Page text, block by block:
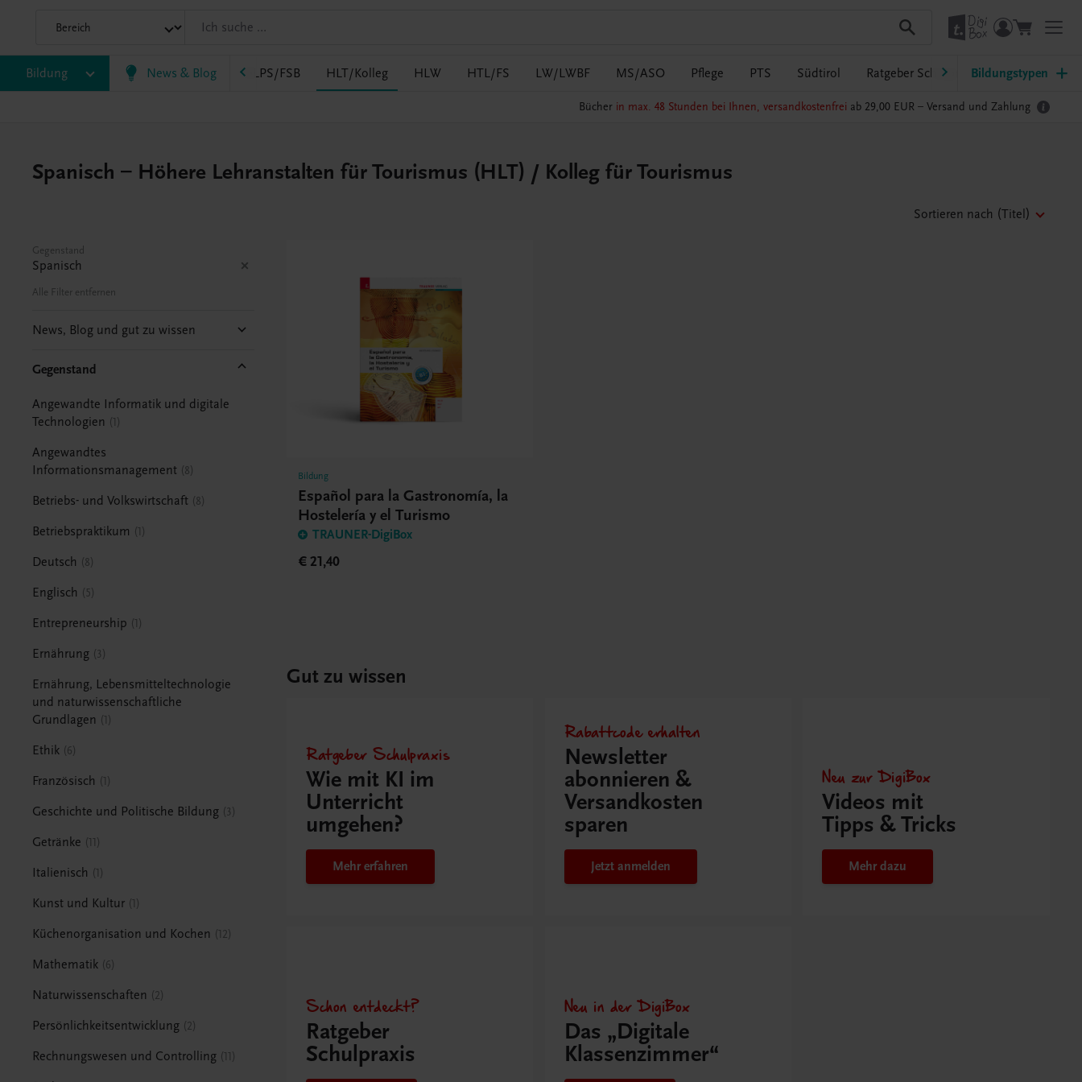
Bildung News & Blog
HAS HF/TFS HLM/HLK HLPS/FSB HLT/Kolleg HLW HTL/FS LW/LWBF MS/ASO Pflege PTS Südtirol Ratgeber Schulpraxis TRAUNER-
Bildungstypen
Bücher in max. 48 Stunden bei Ihnen, versandkostenfrei ab 29,00 EUR – Versand und Zahlung
Spanisch – Höhere Lehranstalten für Tourismus (HLT) / Kolleg für Tourismus
Sortieren nach (Titel)
Gegenstand
Spanisch
Alle Filter entfernen
News, Blog und gut zu wissen
Gegenstand
Angewandte Informatik und digitale
Technologien
1
Angewandtes
Informationsmanagement 8
Betriebs- und Volkswirtschaft 8
Betriebspraktikum 1
Deutsch 8
Englisch 5
Entrepreneurship 1
Ernährung 3
Ernährung, Lebensmitteltechnologie
und naturwissenschaftliche
Grundlagen
1
Ethik 6
Französisch 1
Geschichte und Politische Bildung 3
Getränke 11
Italienisch 1
Kunst und Kultur 1
Küchenorganisation und Kochen 12
Mathematik 6
Naturwissenschaften 2
Persönlichkeitsentwicklung 2
Rechnungswesen und Controlling 11
Bildung
Español para la Gastronomía, la
Hostelería y el Turismo
TRAUNER-DigiBox
€ 21,40
Gut zu wissen
Ratgeber Schulpraxis
Wie mit KI im
Unterricht
umgehen?
Mehr erfahren
Rabattcode erhalten
Newsletter
abonnieren &
Versandkosten
sparen
Jetzt anmelden
Neu zur DigiBox
Videos mit
Tipps & Tricks
Mehr dazu
Schon entdeckt?
Ratgeber
Schulpraxis
Neu in der DigiBox
Das „Digitale
Klassenzimmer“